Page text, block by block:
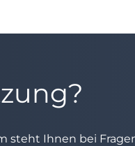
steht Ihnen bei